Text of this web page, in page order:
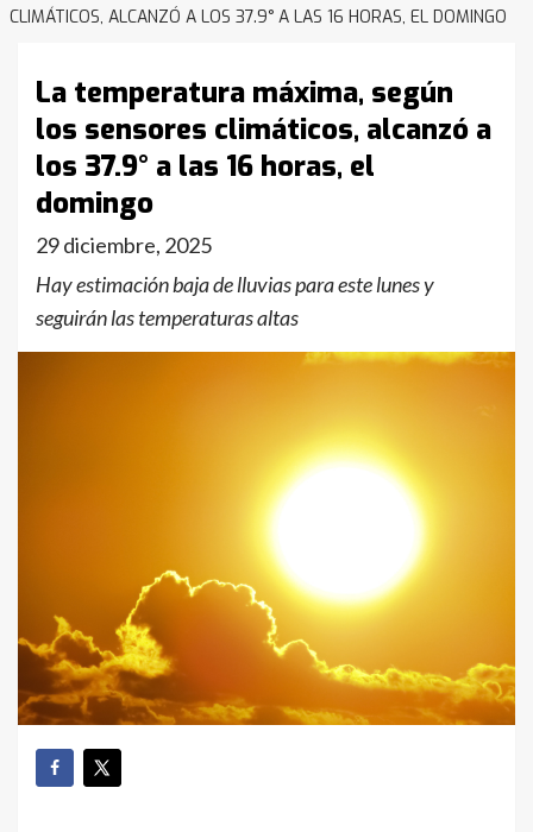
CLIMÁTICOS, ALCANZÓ A LOS 37.9° A LAS 16 HORAS, EL DOMINGO
La temperatura máxima, según
los sensores climáticos, alcanzó a
los 37.9° a las 16 horas, el
domingo
29 diciembre, 2025
Hay estimación baja de lluvias para este lunes y
seguirán las temperaturas altas